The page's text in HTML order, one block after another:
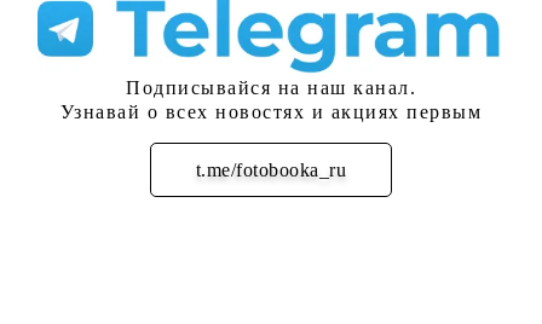
Подписывайся на наш канал.
Узнавай о всех новостях и акциях первым
t.me/fotobooka_ru
Подписаться